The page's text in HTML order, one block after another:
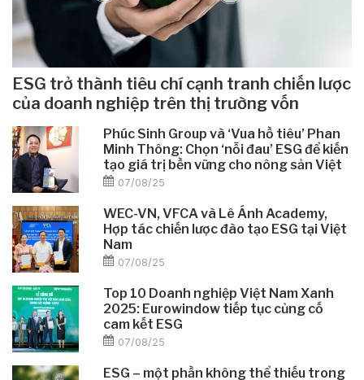
ESG trở thành tiêu chí cạnh tranh chiến lược
của doanh nghiệp trên thị trường vốn
Phúc Sinh Group và ‘Vua hồ tiêu’ Phan
Minh Thông: Chọn ‘nỗi đau’ ESG để kiến
tạo giá trị bền vững cho nông sản Việt
07/08/25
WEC-VN, VFCA và Lê Ánh Academy,
Hợp tác chiến lược đào tạo ESG tại Việt
Nam
07/08/25
Top 10 Doanh nghiệp Việt Nam Xanh
2025: Eurowindow tiếp tục củng cố
cam kết ESG
07/08/25
ESG – một phần không thể thiếu trong